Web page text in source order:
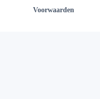
Voorwaarden